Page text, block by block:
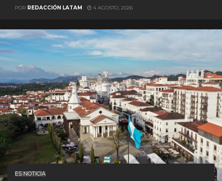
POR REDACCIÓN LATAM 4 AGOSTO, 2026
ES NOTICIA